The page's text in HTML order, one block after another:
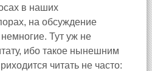
в наших
на обсуждение
Тут уж не
ибо такое нынешним
читать не часто: